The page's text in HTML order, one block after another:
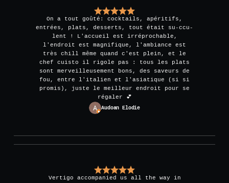
On a tout goûté: cocktails, apéritifs,
entrées, plats, desserts, tout était su-ccu-
lent ! L'accueil est irréprochable,
l'endroit est magnifique, l'ambiance est
très chill même quand c'est plein, et le
chef cuisto il rigole pas : tous les plats
sont merveilleusement bons, des saveurs de
fou, entre l'italien et l'asiatique (si si
promis), juste le meilleur endroit pour se
régaler 💕
Audoan Elodie
Vertigo accompanied us all the way in